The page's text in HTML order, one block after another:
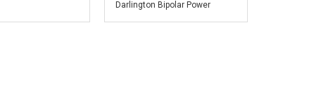
Darlington Bipolar Power